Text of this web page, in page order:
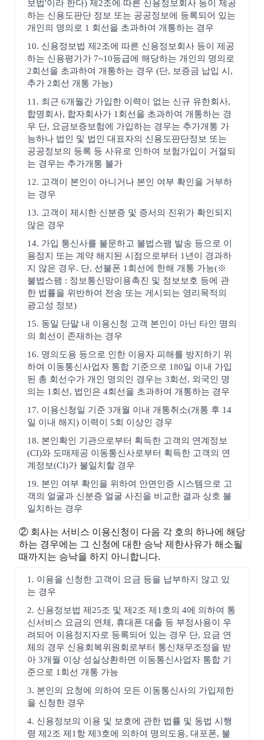
보법'이라 한다) 제2조에 따른 신용정보회사 등이 제공
하는 신용도판단 정보 또는 공공정보에 등록되어 있는
개인의 명의로 1 회선을 초과하여 개통하는 경우
10. 신용정보법 제2조에 따른 신용정보회사 등이 제공
하는 신용평가가 7~10등급에 해당하는 개인의 명의로
2회선을 초과하여 개통하는 경우 (단, 보증금 납입 시,
추가 2회선 개통 가능)
11. 최근 6개월간 가입한 이력이 없는 신규 유한회사,
합명회사, 합자회사가 1회선을 초과하여 개통하는 경
우 단, 요금보증보험에 가입하는 경우는 추가개통 가
능하나 법인 및 법인 대표자의 신용도판단정보 또는
공공정보의 등록 등 사유로 인하여 보험가입이 거절되
는 경우는 추가개통 불가
12. 고객이 본인이 아니거나 본인 여부 확인을 거부하
는 경우
13. 고객이 제시한 신분증 및 증서의 진위가 확인되지
않은 경우
14. 가입 통신사를 불문하고 불법스팸 발송 등으로 이
용정지 또는 계약 해지된 시점으로부터 1년이 경과하
지 않은 경우. 단, 선불폰 1회선에 한해 개통 가능(※
불법스팸 : 정보통신망이용촉진 및 정보보호 등에 관
한 법률을 위반하여 전송 또는 게시되는 영리목적의
광고성 정보)
15. 동일 단말 내 이용신청 고객 본인이 아닌 타인 명의
의 회선이 존재하는 경우
16. 명의도용 등으로 인한 이용자 피해를 방지하기 위
하여 이동통신사업자 통합 기준으로 180일 이내 가입
된 총 회선수가 개인 명의인 경우는 3회선, 외국인 명
의는 1회선, 법인은 4회선을 초과하여 개통하는 경우
17. 이용신청일 기준 3개월 이내 개통취소(개통 후 14
일 이내 해지) 이력이 5회 이상인 경우
18. 본인확인 기관으로부터 획득한 고객의 연계정보
(CI)와 도매제공 이동통신사로부터 획득한 고객의 연
계정보(CI)가 불일치할 경우
19. 본인 여부 확인을 위하여 안면인증 시스템으로 고
객의 얼굴과 신분증 얼굴 사진을 비교한 결과 상호 불
일치하는 경우
② 회사는 서비스 이용신청이 다음 각 호의 하나에 해당
하는 경우에는 그 신청에 대한 승낙 제한사유가 해소될
때까지는 승낙을 하지 아니합니다.
1. 이용을 신청한 고객이 요금 등을 납부하지 않고 있
는 경우
2. 신용정보법 제25조 및 제2조 제1호의 4에 의하여 통
신서비스 요금의 연체, 휴대폰 대출 등 부정사용이 우
려되어 이용정지자로 등록되어 있는 경우 단, 요금 연
체의 경우 신용회복위원회로부터 통신채무조정을 받
아 3개월 이상 성실상환하면 이동통신사업자 통합 기
준으로 1회선 개통 가능
3. 본인의 요청에 의하여 모든 이동통신사의 가입제한
을 신청한 경우
4. 신용정보의 이용 및 보호에 관한 법률 및 동법 시행
령 제2조 제1항 제3호에 의하여 명의도용, 대포폰, 불